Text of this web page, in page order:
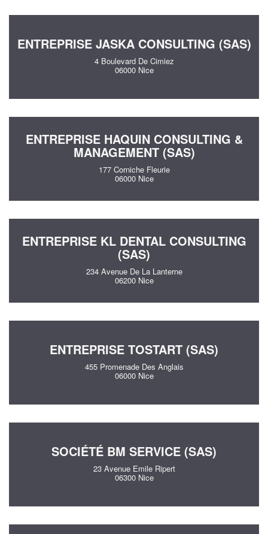
ENTREPRISE JASKA CONSULTING (SAS)
4 Boulevard De Cimiez
06000 Nice
ENTREPRISE HAQUIN CONSULTING &
MANAGEMENT (SAS)
177 Corniche Fleurie
06000 Nice
ENTREPRISE KL DENTAL CONSULTING
(SAS)
234 Avenue De La Lanterne
06200 Nice
ENTREPRISE TOSTART (SAS)
455 Promenade Des Anglais
06000 Nice
SOCIÉTÉ BM SERVICE (SAS)
23 Avenue Emile Ripert
06300 Nice